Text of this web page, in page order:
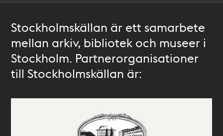
Stockholmskällan är ett samarbete
mellan arkiv, bibliotek och museer i
Stockholm. Partnerorganisationer
till Stockholmskällan är: